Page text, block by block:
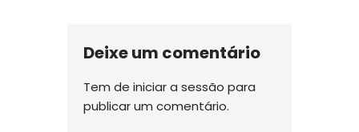
Deixe um comentário
Tem de iniciar a sessão para
publicar um comentário.